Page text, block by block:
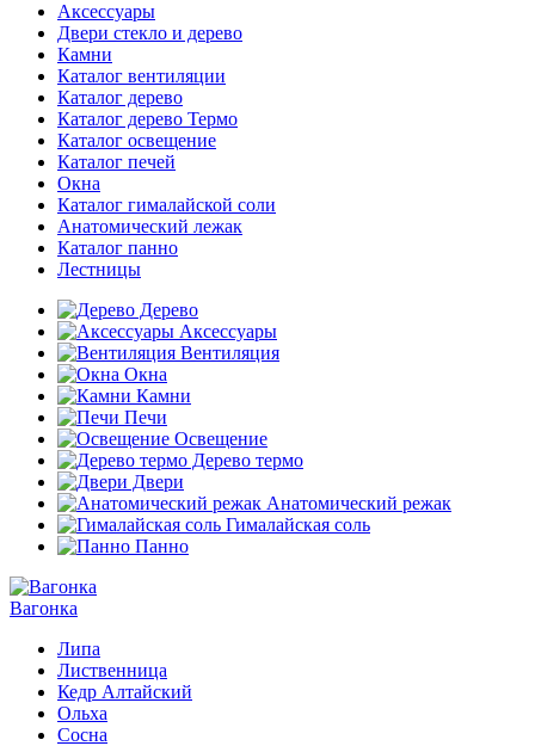
Аксессуары
Двери стекло и дерево
Камни
Каталог вентиляции
Каталог дерево
Каталог дерево Термо
Каталог освещение
Каталог печей
Окна
Каталог гималайской соли
Анатомический лежак
Каталог панно
Лестницы
Дерево
Аксессуары
Вентиляция
Окна
Камни
Печи
Освещение
Дерево термо
Двери
Анатомический режак
Гималайская соль
Панно
Вагонка
Липа
Лиственница
Кедр Алтайский
Ольха
Сосна